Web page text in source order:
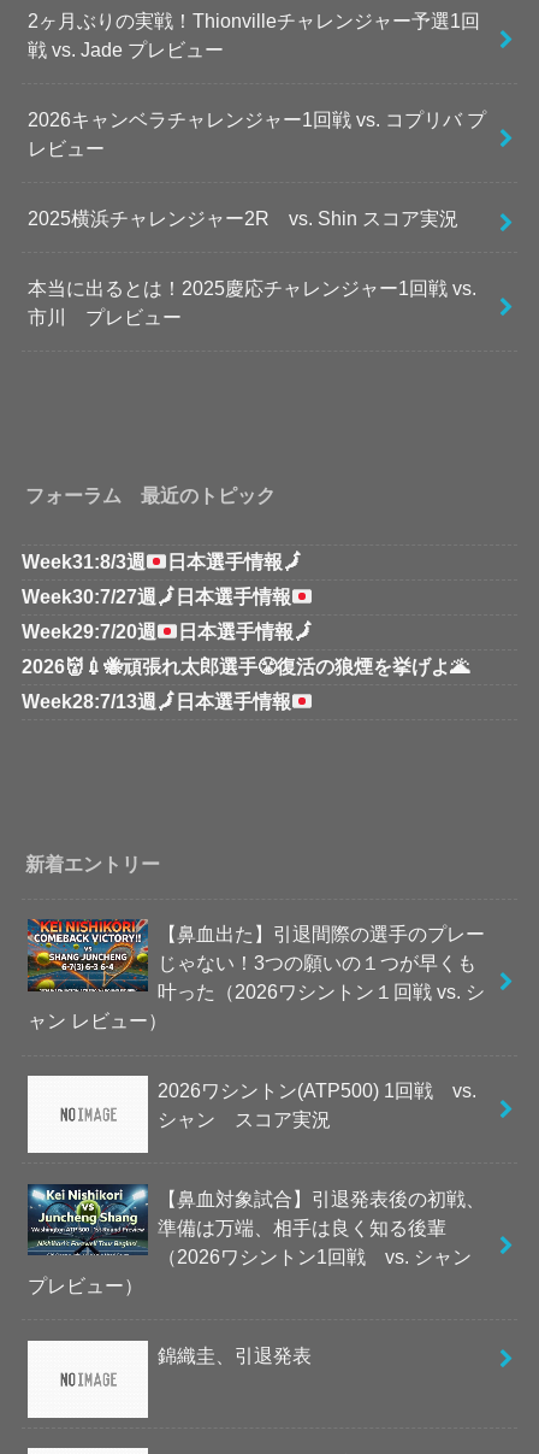
2ヶ月ぶりの実戦！Thionvilleチャレンジャー予選1回
戦 vs. Jade プレビュー
2026キャンベラチャレンジャー1回戦 vs. コプリバ プ
レビュー
2025横浜チャレンジャー2R vs. Shin スコア実況
本当に出るとは！2025慶応チャレンジャー1回戦 vs.
市川 プレビュー
フォーラム 最近のトピック
Week31:8/3週 日本選手情報🗾
Week30:7/27週 🗾 日本選手情報
Week29:7/20週
日本選手情報🗾
2026👹💉🐝頑張れ太郎選手😤復活の狼煙を挙げよ🌋
Week28:7/13週 🗾 日本選手情報
新着エントリー
【鼻血出た】引退間際の選手のプレー
じゃない！3つの願いの１つが早くも
叶った（2026ワシントン１回戦 vs. シ
ャン レビュー）
2026ワシントン(ATP500) 1回戦 vs.
シャン スコア実況
【鼻血対象試合】引退発表後の初戦、
準備は万端、相手は良く知る後輩
（2026ワシントン1回戦 vs. シャン
プレビュー）
錦織圭、引退発表